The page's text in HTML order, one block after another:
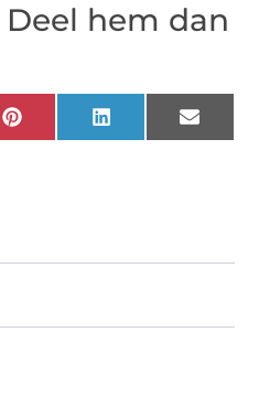
hem dan
PinterestLinkedIn Email